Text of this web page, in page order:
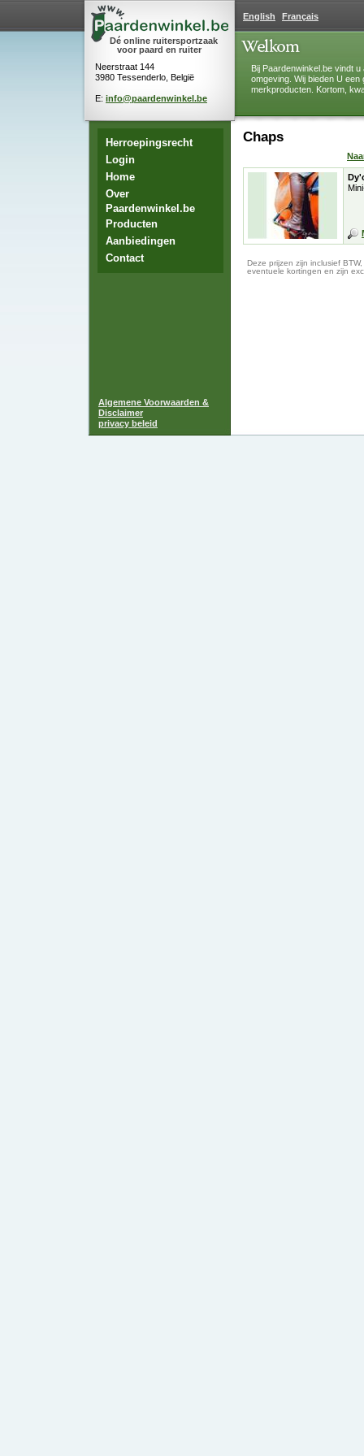
Dé online ruitersportzaak
voor paard en ruiter
Neerstraat 144
3980 Tessenderlo, België
E: info@paardenwinkel.be
Herroepingsrecht
Login
Home
Over
Paardenwinkel.be
Producten
Aanbiedingen
Contact
English Français
Bij Paardenwinkel.be vindt
omgeving. Wij bieden U
merkproducten. Kortom,
Chaps
Deze prijzen zijn inclusief
eventuele kortingen en zijn
Algemene Voorwaarden &
Disclaimer
privacy beleid